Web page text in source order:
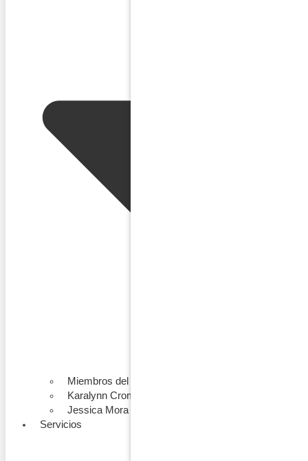
Miembros del Equipo
Karalynn Cromeens
Jessica Mora
Servicios